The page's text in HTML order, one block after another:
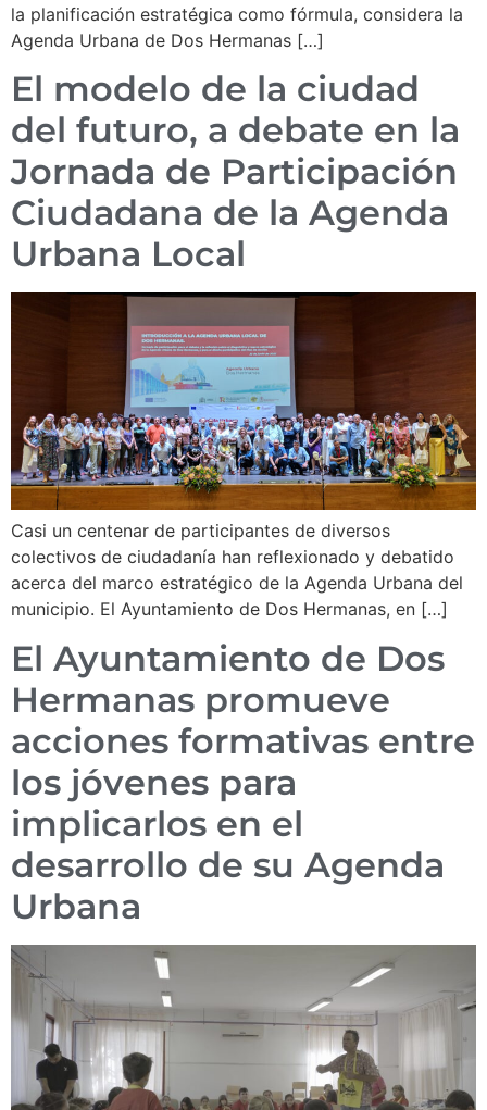
la planificación estratégica como fórmula, considera la
Agenda Urbana de Dos Hermanas […]
El modelo de la ciudad
del futuro, a debate en la
Jornada de Participación
Ciudadana de la Agenda
Urbana Local
Casi un centenar de participantes de diversos
colectivos de ciudadanía han reflexionado y debatido
acerca del marco estratégico de la Agenda Urbana del
municipio. El Ayuntamiento de Dos Hermanas, en […]
El Ayuntamiento de Dos
Hermanas promueve
acciones formativas entre
los jóvenes para
implicarlos en el
desarrollo de su Agenda
Urbana